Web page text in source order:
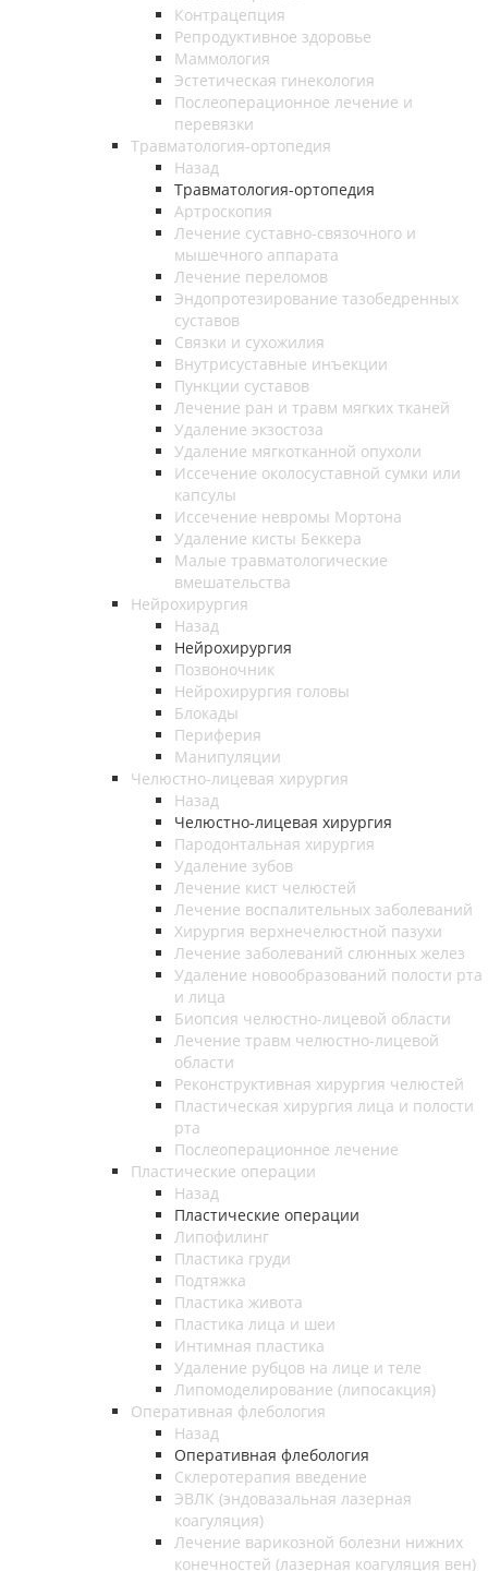
Контрацепция
Репродуктивное здоровье
Маммология
Эстетическая гинекология
Послеоперационное лечение и
перевязки
Травматология-ортопедия
Назад
Травматология-ортопедия
Артроскопия
Лечение суставно-связочного и
мышечного аппарата
Лечение переломов
Эндопротезирование тазобедренных
суставов
Связки и сухожилия
Внутрисуставные инъекции
Пункции суставов
Лечение ран и травм мягких тканей
Удаление экзостоза
Удаление мягкотканной опухоли
Иссечение околосуставной сумки или
капсулы
Иссечение невромы Мортона
Удаление кисты Беккера
Малые травматологические
вмешательства
Нейрохирургия
Назад
Нейрохирургия
Позвоночник
Нейрохирургия головы
Блокады
Периферия
Манипуляции
Челюстно-лицевая хирургия
Назад
Челюстно-лицевая хирургия
Пародонтальная хирургия
Удаление зубов
Лечение кист челюстей
Лечение воспалительных заболеваний
Хирургия верхнечелюстной пазухи
Лечение заболеваний слюнных желез
Удаление новообразований полости рта
и лица
Биопсия челюстно-лицевой области
Лечение травм челюстно-лицевой
области
Реконструктивная хирургия челюстей
Пластическая хирургия лица и полости
рта
Послеоперационное лечение
Пластические операции
Назад
Пластические операции
Липофилинг
Пластика груди
Подтяжка
Пластика живота
Пластика лица и шеи
Интимная пластика
Удаление рубцов на лице и теле
Липомоделирование (липосакция)
Оперативная флебология
Назад
Оперативная флебология
Склеротерапия введение
ЭВЛК (эндовазальная лазерная
коагуляция)
Лечение варикозной болезни нижних
конечностей (лазерная коагуляция вен)